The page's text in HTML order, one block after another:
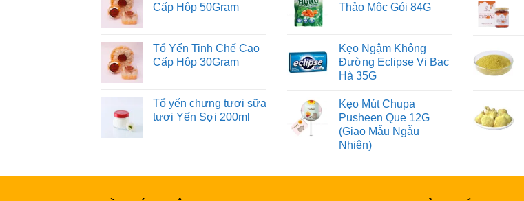
Cấp Hộp 50Gram
Tổ Yến Tinh Chế Cao
Cấp Hộp 30Gram
Tổ yến chưng tươi sữa
tươi Yến Sợi 200ml
Thảo Mộc Gói 84G
Kẹo Ngậm Không
Đường Eclipse Vị Bạc
Hà 35G
Kẹo Mút Chupa
Pusheen Que 12G
(Giao Mẫu Ngẫu
Nhiên)